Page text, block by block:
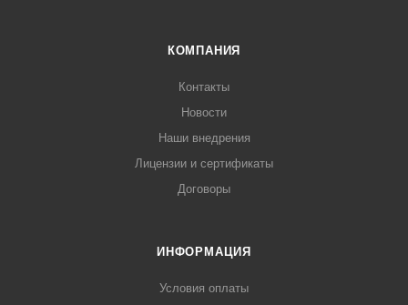
КОМПАНИЯ
Контакты
Новости
Наши внедрения
Лицензии и сертификаты
Договоры
ИНФОРМАЦИЯ
Условия оплаты